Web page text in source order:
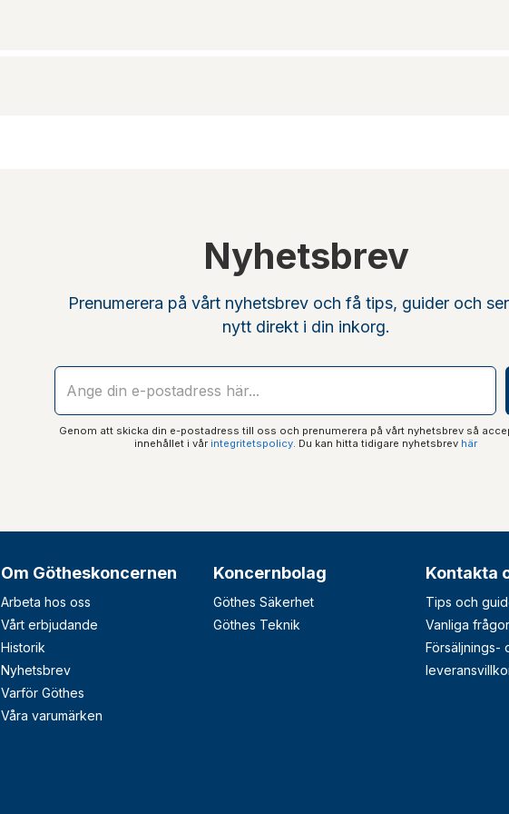
Nyhetsbrev
Prenumerera på vårt nyhetsbrev och få tips, guider och
nytt direkt i din inkorg.
Genom att skicka din e-postadress till oss och prenumerera på vårt nyhetsbrev så
innehållet i vår integritetspolicy. Du kan hitta tidigare nyhetsbrev här
Om Götheskoncernen
Arbeta hos oss
Vårt erbjudande
Historik
Nyhetsbrev
Varför Göthes
Våra varumärken
Koncernbolag
Göthes Säkerhet
Göthes Teknik
Kontakta
Tips och
Vanliga frågor
Försäljnings-